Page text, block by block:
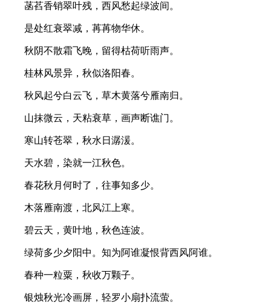
菡萏香销翠叶残，西风愁起绿波间。
是处红衰翠减，苒苒物华休。
秋阴不散霜飞晚，留得枯荷听雨声。
桂林风景异，秋似洛阳春。
秋风起兮白云飞，草木黄落兮雁南归。
山抹微云，天粘衰草，画声断谯门。
寒山转苍翠，秋水日潺湲。
天水碧，染就一江秋色。
春花秋月何时了，往事知多少。
木落雁南渡，北风江上寒。
碧云天，黄叶地，秋色连波。
绿荷多少夕阳中。知为阿谁凝恨背西风阿谁。
春种一粒粟，秋收万颗子。
银烛秋光冷画屏，轻罗小扇扑流萤。